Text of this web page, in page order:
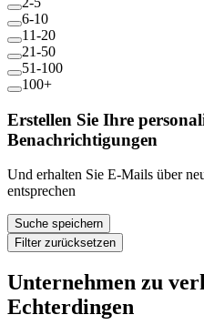
6-10
11-20
21-50
51-100
100+
Erstellen Sie Ihre
Benachrichtigungen
Und erhalten Sie E-Mails über
entsprechen
Suche speichern
Filter zurücksetzen
Unternehmen zu
Echterdingen